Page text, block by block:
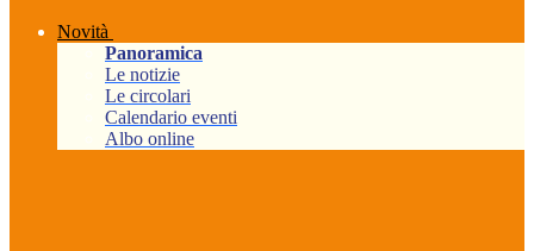
Novità
Panoramica
Le notizie
Le circolari
Calendario eventi
Albo online